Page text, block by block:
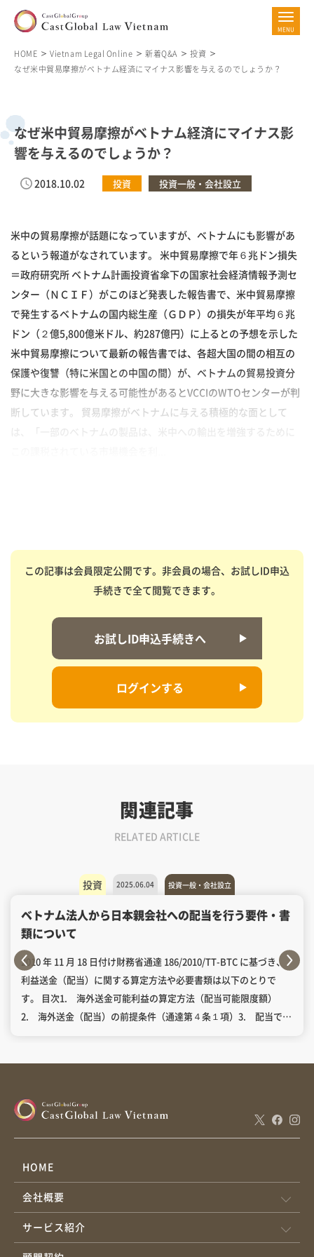
HOME Vietnam Legal Online 新着Q&A
投資
なぜ米中貿易摩擦がベトナム経済にマイナス影響を与えるのでしょうか？
なぜ米中貿易摩擦がベトナム経済にマイナス影
響を与えるのでしょうか？
2018.10.02 投資 投資一般・会社設立
米中の貿易摩擦が話題になっていますが、ベトナムにも影響があ
るという報道がなされています。 米中貿易摩擦で年６兆ドン損失
＝政府研究所 ベトナム計画投資省傘下の国家社会経済情報予測セ
ンター（ＮＣＩＦ）がこのほど発表した報告書で、米中貿易摩擦
で発生するベトナムの国内総生産（ＧＤＰ）の損失が年平均６兆
ドン（２億5,800億米ドル、約287億円）に上るとの予想を示した
米中貿易摩擦について最新の報告書では、各超大国の間の相互の
保護や復讐（特に米国との中国の間）が、ベトナムの貿易投資分
野に大きな影響を与える可能性があるとVCCIのWTOセンターが判
断しています。 貿易摩擦がベトナムに与える積極的な面として
は、「一部のベトナムの製品は、米中への輸出を増強するために
この記事は会員限定公開です。非会員の場合、お試しID申込
手続きで全て閲覧できます。
お試しID申込手続きへ
ログインする
関連記事
RELATED ARTICLE
投資 2025.06.04 投資一般・会社設立
ベトナム法人から日本親会社への配当を行う要件・書
類について
2010 年 11 月 18 日付け財務省通達 186/2010/TT-BTC に基づき、
利益送金（配当）に関する算定方法や必要書類は以下のとりで
す。 目次1. 海外送金可能利益の算定方法（配当可能限度額）
2. 海外送金（配当）の前提条件（通達第４条１項）3. 配当でき
申告に基づき、外国投資家が直接投資活動から得た当期利益 – 前
年度から繰り越された未配当利益などその他の利益 – 外国投資家
ムでの生産・事業活動費に充当した金額 (c) 外国投資家個人の必要
経費として使用した金額 外国投資家は、以下の条件をすべて満た
したうえで、会計年度終了後に当該年度の利益を海外に送金でき
ます。 投資先企業が、法令に従いベトナム政府への財務上の義務
（納税等）を完了していること。 当該年度の監査済財務諸表
（Audit Report）および法人税確定申告書を税務当局へ提出済み
HOME
会社概要
サービス紹介